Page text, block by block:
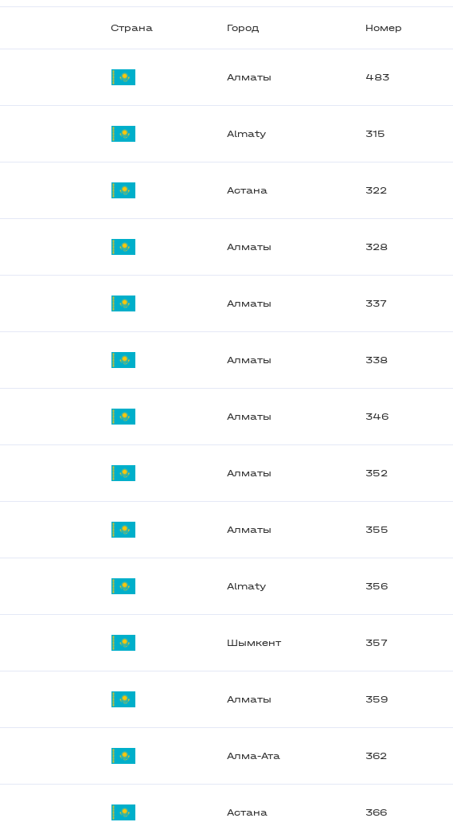
Страна Город Номер
Алматы 483
Almaty 315
Астана 322
Алматы 328
Алматы 337
Алматы 338
Алматы 346
Алматы 352
Алматы 355
Almaty 356
Шымкент 357
Алматы 359
Алма-Ата 362
Астана 366